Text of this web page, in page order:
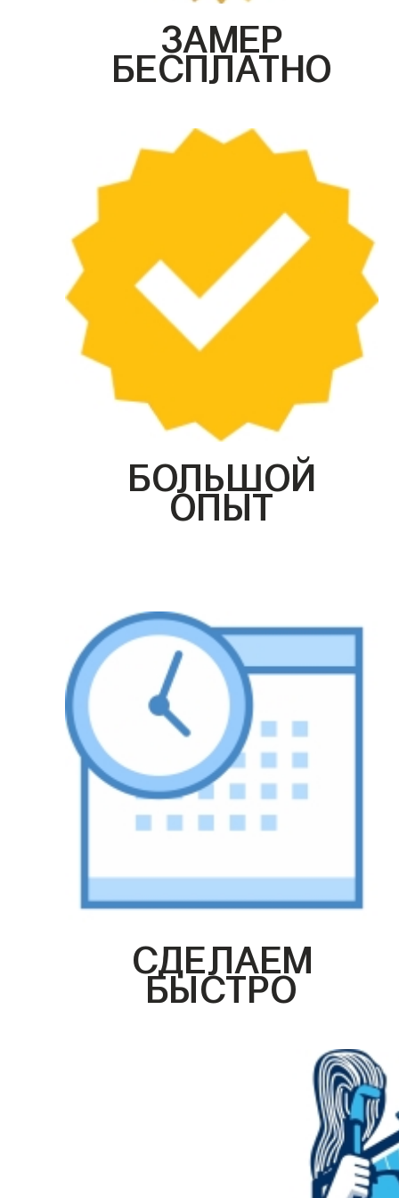
ЗАМЕР
БЕСПЛАТНО
БОЛЬШОЙ
ОПЫТ
СДЕЛАЕМ
БЫСТРО